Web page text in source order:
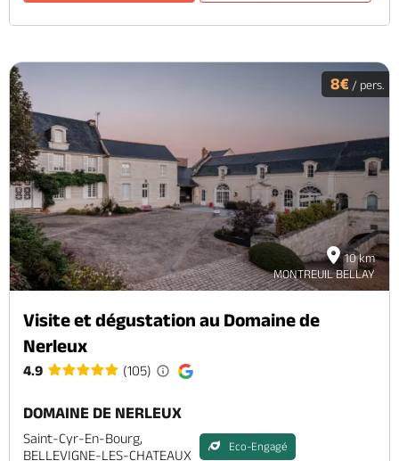
10 km
MONTREUIL BELLAY
8€ / pers.
Visite et dégustation au Domaine de
Nerleux
4.9 (105)
DOMAINE DE NERLEUX
Saint-Cyr-En-Bourg,
BELLEVIGNE-LES-CHATEAUX
Eco-Engagé